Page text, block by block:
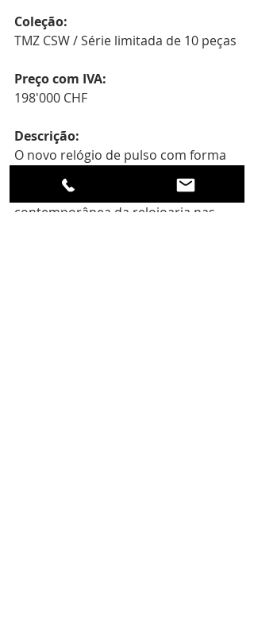
Coleção:
TMZ CSW / Série limitada de 10 peças
Preço com IVA:
198'000 CHF
Descrição:
O novo relógio de pulso com forma
de almofada é uma nova
interpretação da arte
contemporânea da relojoaria nas